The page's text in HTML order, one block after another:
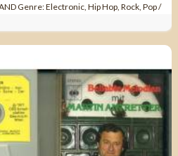
Genre: Electronic, Hip Hop, Rock, Pop /